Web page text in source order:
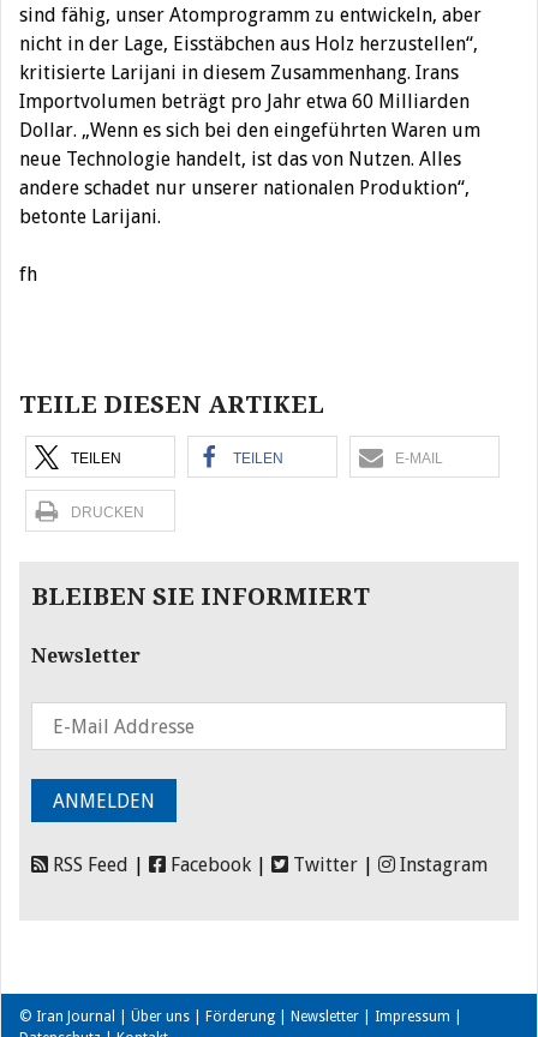
sind fähig, unser Atomprogramm zu entwickeln, aber
nicht in der Lage, Eisstäbchen aus Holz herzustellen“,
kritisierte Larijani in diesem Zusammenhang. Irans
Importvolumen beträgt pro Jahr etwa 60 Milliarden
Dollar. „Wenn es sich bei den eingeführten Waren um
neue Technologie handelt, ist das von Nutzen. Alles
andere schadet nur unserer nationalen Produktion“,
betonte Larijani.
fh
TEILE DIESEN ARTIKEL
TEILEN TEILEN E-MAIL
DRUCKEN
BLEIBEN SIE INFORMIERT
Newsletter
RSS Feed Facebook Twitter Instagram
© Iran Journal | Über uns Förderung Newsletter Impressum